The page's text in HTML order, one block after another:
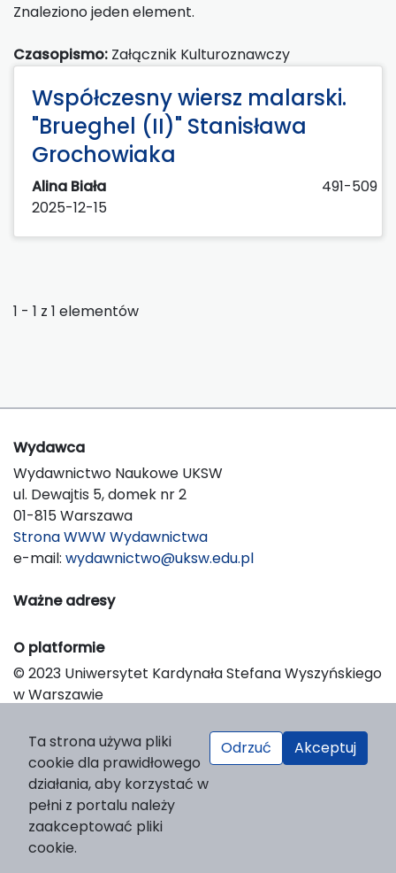
Znaleziono jeden element.
Czasopismo: Załącznik Kulturoznawczy
Współczesny wiersz malarski.
"Brueghel (II)" Stanisława
Grochowiaka
Alina Biała
491-509
2025-12-15
1 - 1 z 1 elementów
Wydawca
Wydawnictwo Naukowe UKSW
ul. Dewajtis 5, domek nr 2
01-815 Warszawa
Strona WWW Wydawnictwa
e-mail: wydawnictwo@uksw.edu.pl
Ważne adresy
O platformie
© 2023 Uniwersytet Kardynała Stefana Wyszyńskiego
w Warszawie
Platform & Workflow by OJS/PKP
Ta strona używa pliki
cookie dla prawidłowego
działania, aby korzystać w
pełni z portalu należy
zaakceptować pliki
cookie.
Odrzuć Akceptuj